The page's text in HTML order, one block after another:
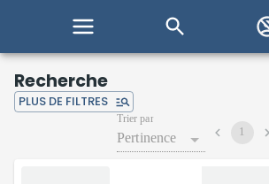
Recherche
PLUS DE FILTRES
Trier par
Pertinence 1